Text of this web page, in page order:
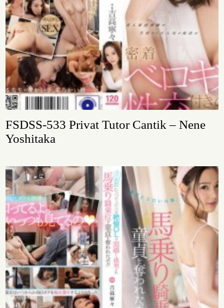
FSDSS-533 Privat Tutor Cantik – Nene
Yoshitaka